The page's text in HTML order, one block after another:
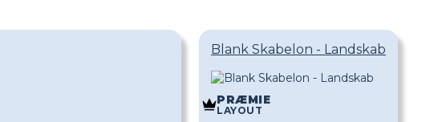
Blank Skabelon - Landskab
PRÆMIE
LAYOUT